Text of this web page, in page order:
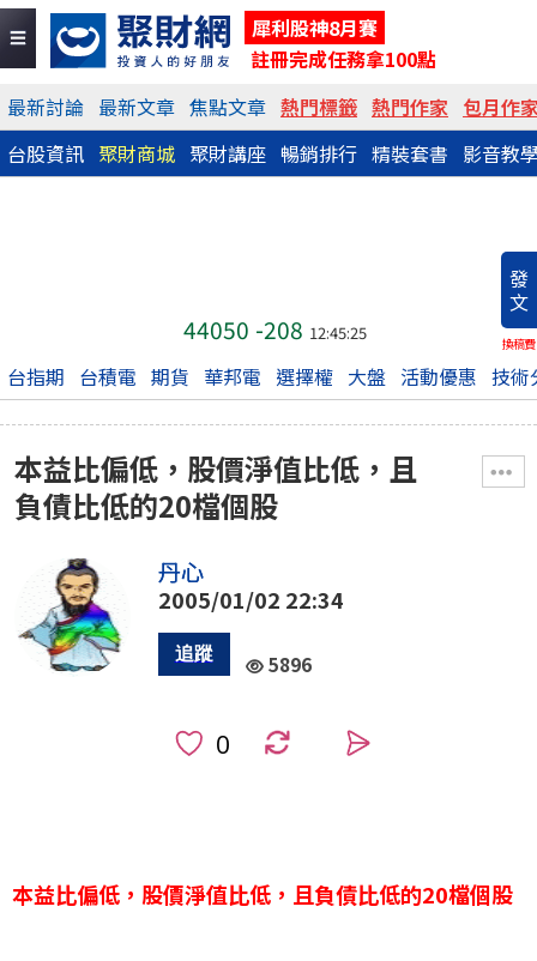
犀利股神8月賽
註冊完成任務拿100點
最新討論 最新文章 焦點文章 熱門標籤 熱門作家 包月作
台股資訊 聚財商城 聚財講座 暢銷排行 精裝套書 影音教
發
文
換稿費
44050 -208 12:45:25
台指期 台積電 期貨 華邦電 選擇權 大盤 活動優惠 技術
本益比偏低，股價淨值比低，且
負債比低的20檔個股
丹心
2005/01/02 22:34
5896
本益比偏低，股價淨值比低，且負債比低的20檔個股